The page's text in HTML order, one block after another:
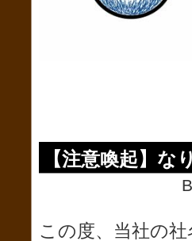
【注意喚起】
この度、当社の